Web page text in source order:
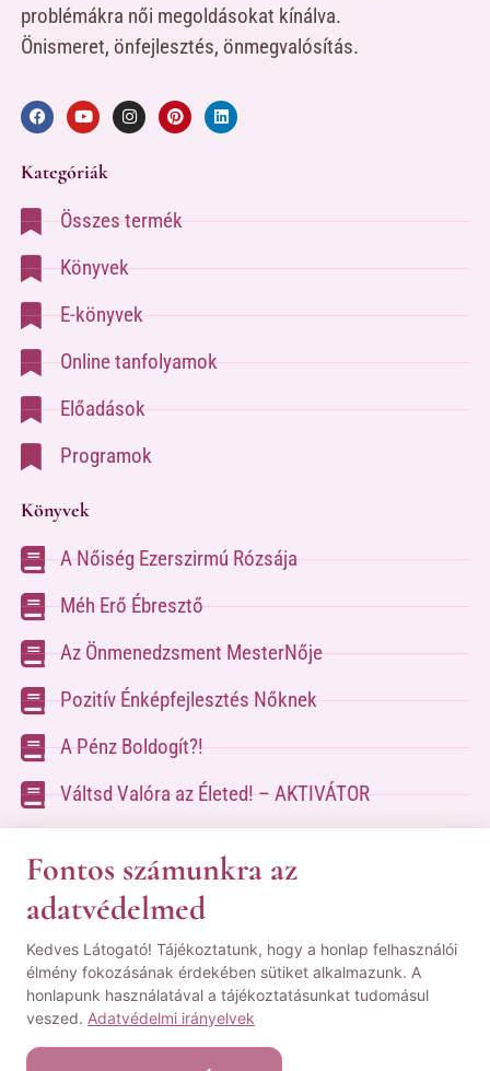
problémákra női megoldásokat kínálva.
Önismeret, önfejlesztés, önmegvalósítás.
Kategóriák
Összes termék
Könyvek
E-könyvek
Online tanfolyamok
Előadások
Programok
Könyvek
A Nőiség Ezerszirmú Rózsája
Méh Erő Ébresztő
Az Önmenedzsment MesterNője
Pozitív Énképfejlesztés Nőknek
A Pénz Boldogít?!
Váltsd Valóra az Életed! – AKTIVÁTOR
A kapcsolatfelvételhez kérlek tölsd ki az űrlapot
aKapcsolat oldalon
© Minden jog fenntartva! | Pozsgai Nikoletta Tudástára.
|ÁSZF|Adatvédelmi Nyilatkozat
Fontos számunkra az
adatvédelmed
Kedves Látogató! Tájékoztatunk, hogy a honlap felhasználói
élmény fokozásának érdekében sütiket alkalmazunk. A
honlapunk használatával a tájékoztatásunkat tudomásul
veszed. Adatvédelmi irányelvek